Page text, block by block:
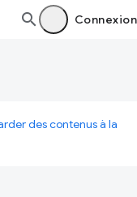
Connexion
des contenus à la